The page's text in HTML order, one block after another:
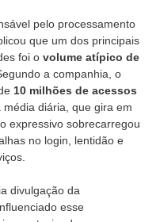
pelo processamento
que um dos principais
foi o volume atípico de
a companhia, o
10 milhões de acessos
média diária, que gira em
expressivo sobrecarregou
no login, lentidão e
divulgação da
esse